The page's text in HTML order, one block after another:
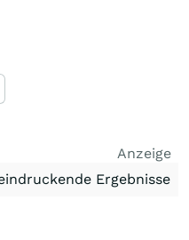
Anzeige
Ergebnisse